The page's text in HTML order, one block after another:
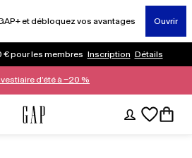
et débloquez vos avantages Ouvrir
€ pour les membres Inscription Détails
d’été à −20 %